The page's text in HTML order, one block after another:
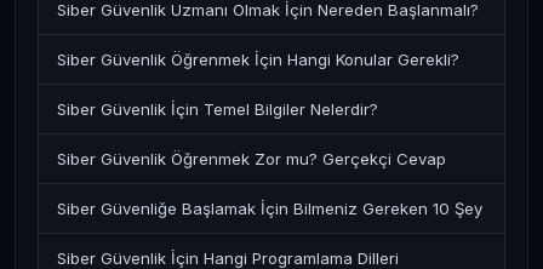
Siber Güvenlik Uzmanı Olmak İçin Nereden Başlanmalı?
Siber Güvenlik Öğrenmek İçin Hangi Konular Gerekli?
Siber Güvenlik İçin Temel Bilgiler Nelerdir?
Siber Güvenlik Öğrenmek Zor mu? Gerçekçi Cevap
Siber Güvenliğe Başlamak İçin Bilmeniz Gereken 10 Şey
Siber Güvenlik İçin Hangi Programlama Dilleri